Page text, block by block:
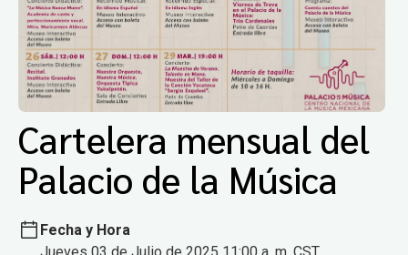
Cartelera mensual del
Palacio de la Música
Fecha y Hora
Jueves 03 de Julio de 2025 11:00 a. m. CST